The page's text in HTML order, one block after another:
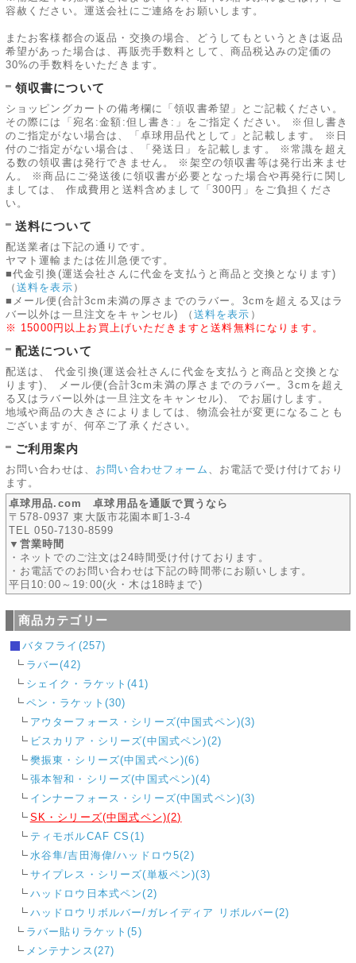
容赦ください。運送会社にご連絡をお願いします。
またお客様都合の返品・交換の場合、どうしてもというときは返品
希望があった場合は、再販売手数料として、商品税込みの定価の
30%の手数料をいただきます。
領収書について
ショッピングカートの備考欄に「領収書希望」とご記載ください。
その際には「宛名:金額:但し書き:」をご指定ください。 ※但し書き
のご指定がない場合は、「卓球用品代として」と記載します。 ※日
付のご指定がない場合は、「発送日」を記載します。 ※常識を超え
る数の領収書は発行できません。 ※架空の領収書等は発行出来ませ
ん。 ※商品にご発送後に領収書が必要となった場合や再発行に関し
ましては、 作成費用と送料含めまして「300円」をご負担くださ
い。
送料について
配送業者は下記の通りです。
ヤマト運輸または佐川急便です。
■代金引換(運送会社さんに代金を支払うと商品と交換となります)
（ 送料を表示 ）
■メール便(合計3cm未満の厚さまでのラバー。3cmを超える又はラ
バー以外は一旦注文をキャンセル)
（ 送料を表示 ）
※ 15000円以上お買上げいただきますと送料無料になります。
配送について
配送は、 代金引換(運送会社さんに代金を支払うと商品と交換とな
ります)、 メール便(合計3cm未満の厚さまでのラバー。3cmを超え
る又はラバー以外は一旦注文をキャンセル)、 でお届けします。
地域や商品の大きさによりましては、物流会社が変更になることも
ございますが、何卒ご了承ください。
ご利用案内
お問い合わせは、 お問い合わせフォーム 、お電話で受け付けており
ます。
卓球用品.com 卓球用品を通販で買うなら
〒578-0937 東大阪市花園本町1-3-4
TEL 050-7130-8599
▼営業時間
・ネットでのご注文は24時間受け付けております。
・お電話でのお問い合わせは下記の時間帯にお願いします。
平日10:00～19:00(火・木は18時まで)
商品カテゴリー
バタフライ(257)
ラバー(42)
シェイク・ラケット(41)
ペン・ラケット(30)
アウターフォース・シリーズ(中国式ペン)(3)
ビスカリア・シリーズ(中国式ペン)(2)
樊振東・シリーズ(中国式ペン)(6)
張本智和・シリーズ(中国式ペン)(4)
インナーフォース・シリーズ(中国式ペン)(3)
SK・シリーズ(中国式ペン)(2)
ティモボルCAF CS(1)
水谷隼/吉田海偉/ハッドロウ5(2)
サイプレス・シリーズ(単板ペン)(3)
ハッドロウ日本式ペン(2)
ハッドロウリボルバー/ガレイディア リボルバー(2)
ラバー貼りラケット(5)
メンテナンス(27)